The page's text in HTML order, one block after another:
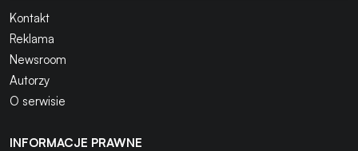
Kontakt
Reklama
Newsroom
Autorzy
O serwisie
INFORMACJE PRAWNE